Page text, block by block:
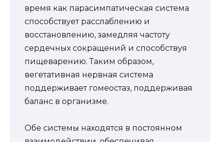
время как парасимпатическая система
способствует расслаблению и
восстановлению, замедляя частоту
сердечных сокращений и способствуя
пищеварению. Таким образом,
вегетативная нервная система
поддерживает гомеостаз, поддерживая
баланс в организме.
Обе системы находятся в постоянном